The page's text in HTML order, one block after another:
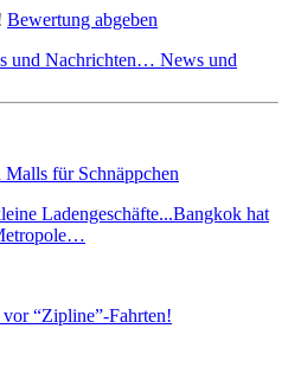
Bewertung abgeben
und Nachrichten… News und
für Schnäppchen
Ladengeschäfte...Bangkok hat
“Zipline”-Fahrten!